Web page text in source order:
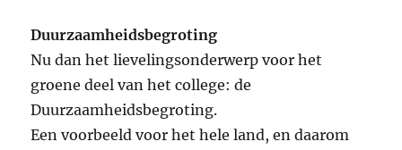
Duurzaamheidsbegroting
Nu dan het lievelingsonderwerp voor het
groene deel van het college: de
Duurzaamheidsbegroting.
Een voorbeeld voor het hele land, en daarom